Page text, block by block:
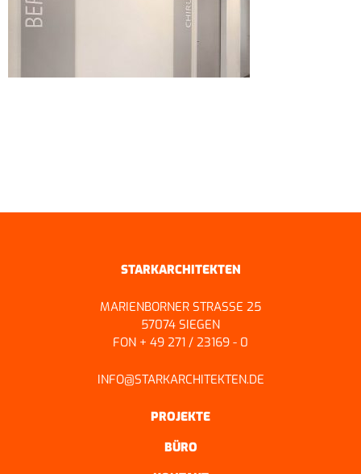
STARKARCHITEKTEN
MARIENBORNER STRASSE 25
57074 SIEGEN
FON + 49 271 / 23169 - 0
INFO@STARKARCHITEKTEN.DE
PROJEKTE
BÜRO